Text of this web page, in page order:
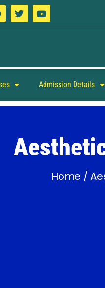
Admission Details
Home /